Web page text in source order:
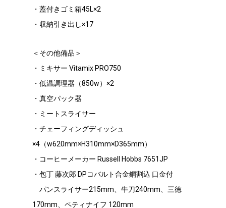
・蓋付きゴミ箱45L×2
・収納引き出し×17
＜その他備品＞
・ミキサー Vitamix PRO750
・低温調理器（850w）×2
・真空パック器
・ミートスライサー
・チェーフィングディッシュ
×4（w620mm×H310mm×D365mm）
・コーヒーメーカー Russell Hobbs 7651JP
・包丁 藤次郎 DPコバルト合金鋼割込 口金付
・パンスライサー215mm、牛刀240mm、三徳
170mm、ペティナイフ 120mm